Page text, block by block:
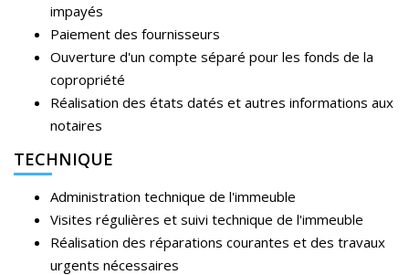
impayés
Paiement des fournisseurs
Ouverture d'un compte séparé pour les fonds de la
copropriété
Réalisation des états datés et autres informations aux
notaires
TECHNIQUE
Administration technique de l'immeuble
Visites régulières et suivi technique de l'immeuble
Réalisation des réparations courantes et des travaux
urgents nécessaires